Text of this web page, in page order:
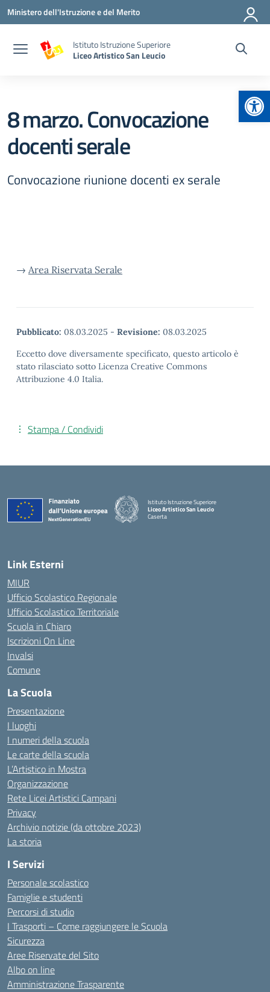
Vai ai contenuti
Vai al menu di navigazione
Vai al footer
Ministero dell'Istruzione e del Merito
Istituto Istruzione Superiore
Liceo Artistico San Leucio
8 marzo. Convocazione
docenti serale
Convocazione riunione docenti ex serale
→ Area Riservata Serale
Pubblicato: 08.03.2025 - Revisione: 08.03.2025
Eccetto dove diversamente specificato, questo articolo è
stato rilasciato sotto Licenza Creative Commons
Attribuzione 4.0 Italia.
Stampa / Condividi
Istituto Istruzione Superiore
Liceo Artistico San Leucio
Caserta
Link Esterni
MIUR
Ufficio Scolastico Regionale
Ufficio Scolastico Territoriale
Scuola in Chiaro
Iscrizioni On Line
Invalsi
Comune
La Scuola
Presentazione
I luoghi
I numeri della scuola
Le carte della scuola
L’Artistico in Mostra
Organizzazione
Rete Licei Artistici Campani
Privacy
Archivio notizie (da ottobre 2023)
La storia
I Servizi
Personale scolastico
Famiglie e studenti
Percorsi di studio
I Trasporti – Come raggiungere le Scuola
Sicurezza
Aree Riservate del Sito
Albo on line
Amministrazione Trasparente